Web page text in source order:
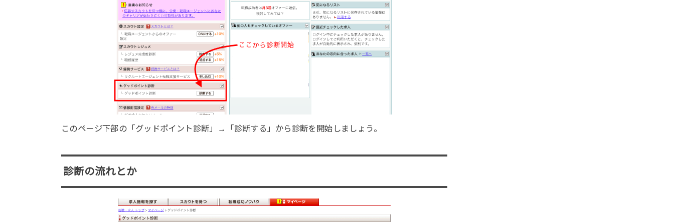
このページ下部の「グッドポイント診断」→「診断する」から診断を開始しましょう。
診断の流れとか